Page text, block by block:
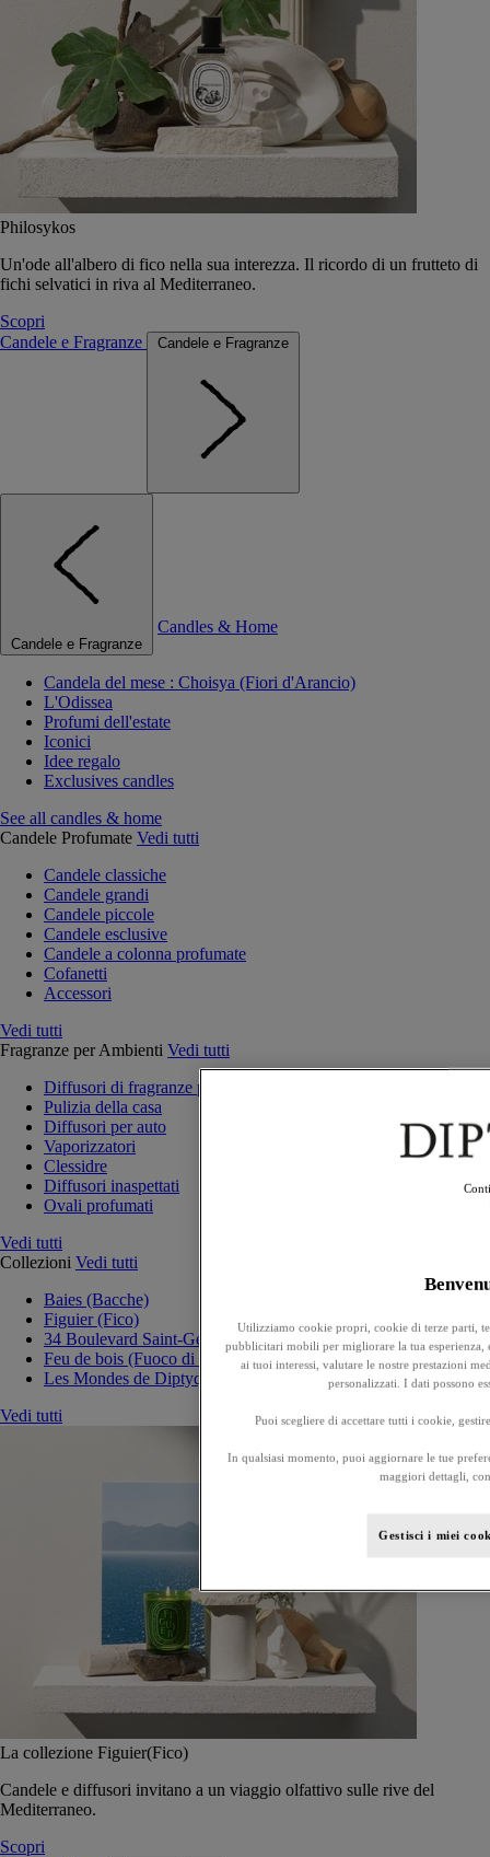
Philosykos
Un'ode all'albero di fico nella sua interezza. Il ricordo di un frutteto di
fichi selvatici in riva al Mediterraneo.
Scopri
Candele e Fragranze
Candele e Fragranze
Candele e Fragranze
Candles & Home
Candela del mese : Choisya (Fiori d'Arancio)
L'Odissea
Profumi dell'estate
Iconici
Idee regalo
Exclusives candles
See all candles & home
Candele Profumate Vedi tutti
Candele classiche
Candele grandi
Candele piccole
Candele esclusive
Candele a colonna profumate
Cofanetti
Accessori
Vedi tutti
Fragranze per Ambienti Vedi tutti
Diffusori di fragranze per la casa
Pulizia della casa
Diffusori per auto
Vaporizzatori
Clessidre
Diffusori inaspettati
Ovali profumati
Vedi tutti
Collezioni Vedi tutti
Baies (Bacche)
Figuier (Fico)
34 Boulevard Saint-Germain
Feu de bois (Fuoco di legna)
Les Mondes de Diptyque
Vedi tutti
La collezione Figuier(Fico)
Candele e diffusori invitano a un viaggio olfattivo sulle rive del
Mediterraneo.
Scopri
Utilizziamo cookie propri, cookie di terze parti,
pubblicitari mobili per migliorare la tua esperienza,
ai tuoi interessi, valutare le nostre prestazioni
personalizzati. I dati possono
Puoi scegliere di accettare tutti i cookie,
In qualsiasi momento, puoi aggiornare le tue
maggiori dettagli,
Gestisci i miei